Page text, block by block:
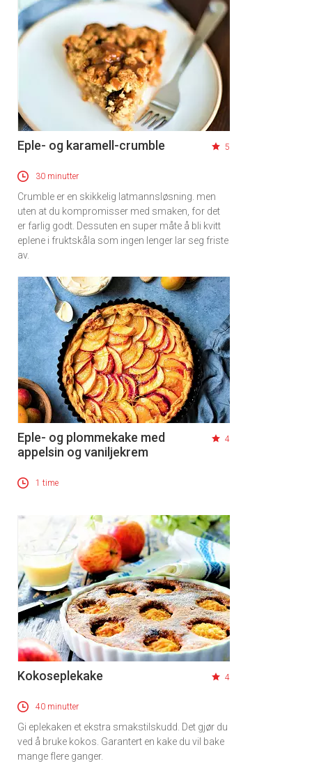
Eple- og karamell-crumble 5
30 minutter
Crumble er en skikkelig latmannsløsning. men
uten at du kompromisser med smaken, for det
er farlig godt. Dessuten en super måte å bli kvitt
eplene i fruktskåla som ingen lenger lar seg friste
av.
Eple- og plommekake med
appelsin og vaniljekrem
4
1 time
Kokoseplekake 4
40 minutter
Gi eplekaken et ekstra smakstilskudd. Det gjør du
ved å bruke kokos. Garantert en kake du vil bake
mange flere ganger.